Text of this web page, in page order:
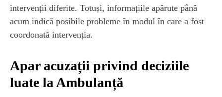
intervenții diferite. Totuși, informațiile apărute până
acum indică posibile probleme în modul în care a fost
coordonată intervenția.
Apar acuzații privind deciziile
luate la Ambulanță